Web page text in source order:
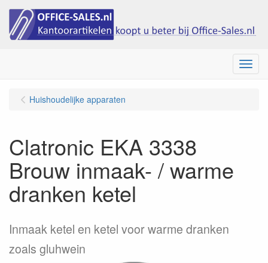
Menu
Huishoudelijke apparaten
Clatronic EKA 3338
Brouw inmaak- / warme
dranken ketel
Inmaak ketel en ketel voor warme dranken
zoals gluhwein